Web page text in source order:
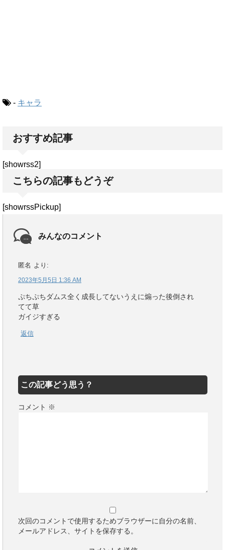
- キャラ
おすすめ記事
[showrss2]
こちらの記事もどうぞ
[showrssPickup]
みんなのコメント
匿名 より:
2023年5月5日 1:36 AM
ぷちぷちダムス全く成長してないうえに煽った後倒され
てて草
ガイジすぎる
返信
この記事どう思う？
コメント ※
次回のコメントで使用するためブラウザーに自分の名前、
メールアドレス、サイトを保存する。